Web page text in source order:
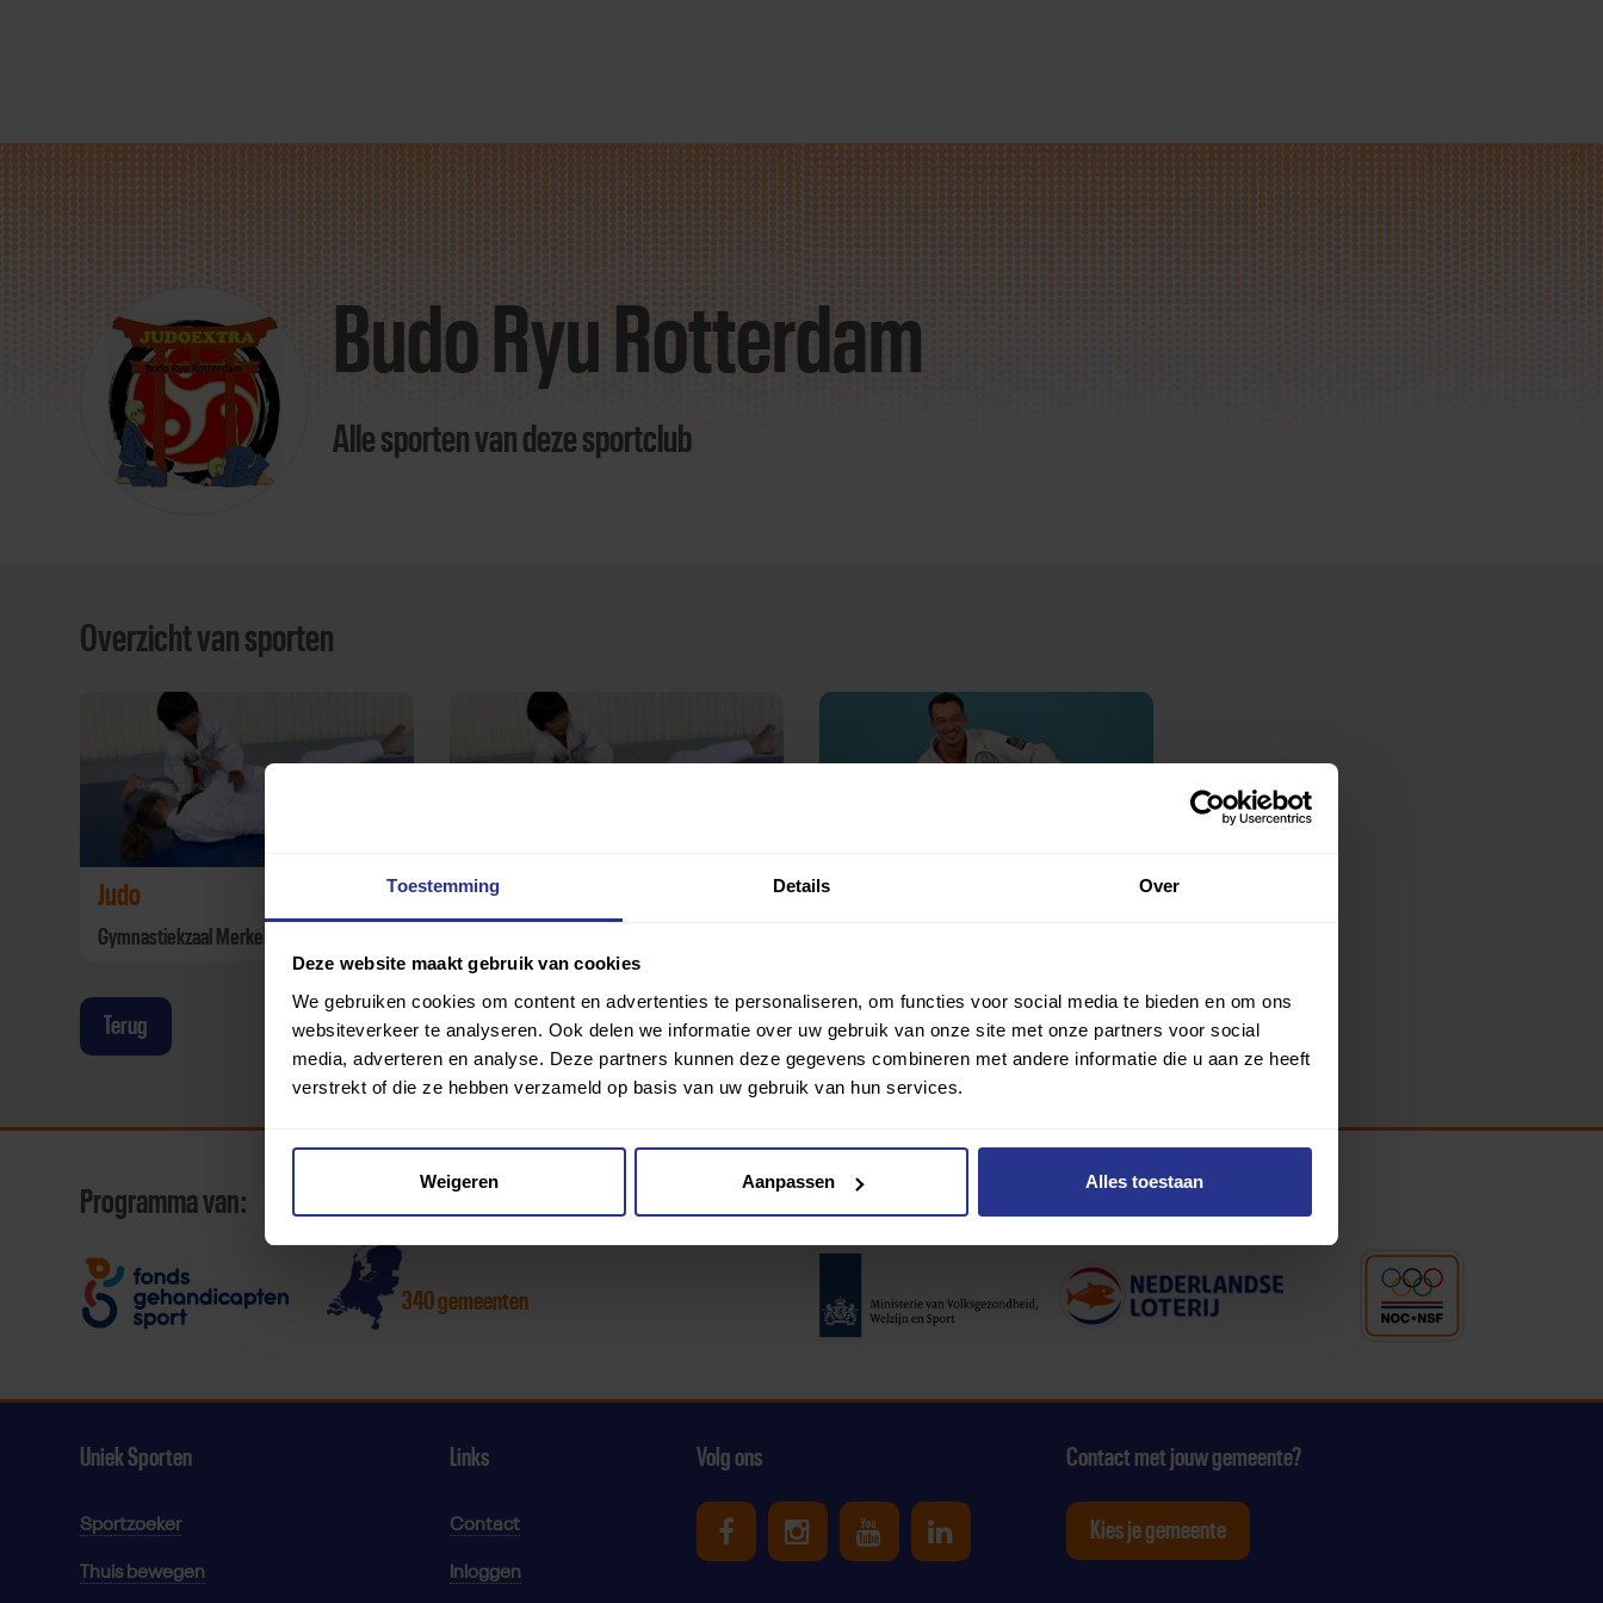
Toestemming Details Over
Deze website maakt gebruik van cookies
We gebruiken cookies om content en advertenties te personaliseren, om functies voor social media te bieden en om ons
websiteverkeer te analyseren. Ook delen we informatie over uw gebruik van onze site met onze partners voor social
media, adverteren en analyse. Deze partners kunnen deze gegevens combineren met andere informatie die u aan ze heeft
verstrekt of die ze hebben verzameld op basis van uw gebruik van hun services.
Weigeren Aanpassen Alles toestaan
Direct
door
Budo Ryu Rotterdam
Alle sporten van deze sportclub
Overzicht van sporten
Judo
Gymnastiekzaal Merkelbachstraat
Judo
Terug
Programma van:
340 gemeenten
Partners:
Uniek Sporten
Sportzoeker
Thuis bewegen
Links
Contact
Inloggen
Volg ons
Uniek Sporten op Facebook
Uniek Sporten op Instagram
Uniek Sporten op Youtube
Uniek Sporten op Linkedin
Contact met jouw gemeente?
Kies je gemeente